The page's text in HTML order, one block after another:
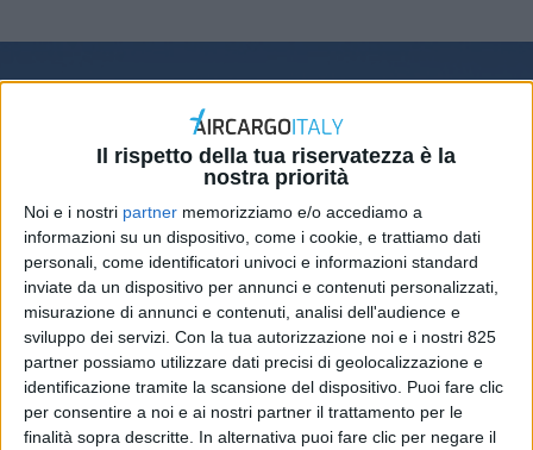
Il rispetto della tua riservatezza è la
nostra priorità
Noi e i nostri partner memorizziamo e/o accediamo a
informazioni su un dispositivo, come i cookie, e trattiamo dati
personali, come identificatori univoci e informazioni standard
inviate da un dispositivo per annunci e contenuti personalizzati,
misurazione di annunci e contenuti, analisi dell'audience e
sviluppo dei servizi. Con la tua autorizzazione noi e i nostri 825
partner possiamo utilizzare dati precisi di geolocalizzazione e
identificazione tramite la scansione del dispositivo. Puoi fare clic
per consentire a noi e ai nostri partner il trattamento per le
finalità sopra descritte. In alternativa puoi fare clic per negare il